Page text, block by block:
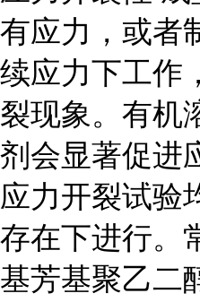
有应力，或者
续应力下工作
裂现象。有机
剂会显著促进
应力开裂试验
存在下进行。
基芳基聚乙二